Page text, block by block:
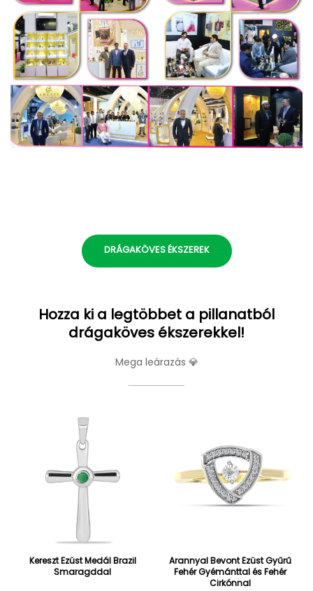
DRÁGAKÖVES ÉKSZEREK
Hozza ki a legtöbbet a pillanatból
drágaköves ékszerekkel!
Mega leárazás 💎
Kereszt Ezüst Medál Brazil
Smaragddal
Arannyal Bevont Ezüst Gyűrű
Fehér Gyémánttal és Fehér
Cirkónnal